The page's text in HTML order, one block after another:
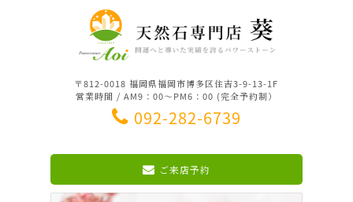
〒812-0018 福岡県福岡市博多区住吉3-9-13-1F
営業時間 / AM9：00～PM6：00 (完全予約制）
092-282-6739
ご来店予約